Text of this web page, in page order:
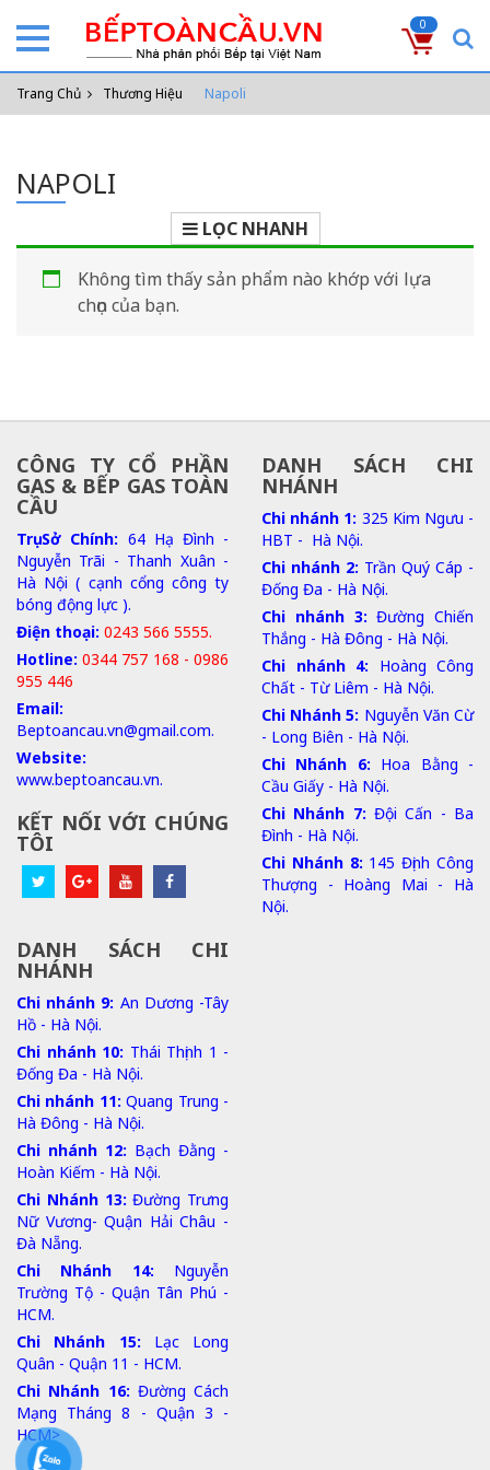
0
Trang Chủ Thương Hiệu Napoli
NAPOLI
LỌC NHANH
Không tìm thấy sản phẩm nào khớp với lựa
chọn của bạn.
CÔNG TY CỔ PHẦN
GAS & BẾP GAS TOÀN
CẦU
Trụ Sở Chính: 64 Hạ Đình -
Nguyễn Trãi - Thanh Xuân -
Hà Nội ( cạnh cổng công ty
bóng động lực ).
Điện thoại: 0243 566 5555.
Hotline: 0344 757 168 - 0986
955 446
Email:
Beptoancau.vn@gmail.com.
Website:
www.beptoancau.vn.
KẾT NỐI VỚI CHÚNG
TÔI
DANH SÁCH CHI
NHÁNH
Chi nhánh 1: 325 Kim Ngưu -
HBT - Hà Nội.
Chi nhánh 2: Trần Quý Cáp -
Đống Đa - Hà Nội.
Chi nhánh 3: Đường Chiến
Thắng - Hà Đông - Hà Nội.
Chi nhánh 4:
Hoàng Công
Chất - Từ Liêm - Hà Nội.
Chi Nhánh 5: Nguyễn Văn Cừ
- Long Biên - Hà Nội.
Chi Nhánh 6: Hoa Bằng -
Cầu Giấy - Hà Nội.
Chi Nhánh 7: Đội Cấn - Ba
Đình - Hà Nội.
Chi Nhánh 8: 145 Định Công
Thượng - Hoàng Mai - Hà
Nội.
DANH SÁCH CHI
NHÁNH
Chi nhánh 9: An Dương -Tây
Hồ - Hà Nội.
Chi nhánh 10: Thái Thịnh 1 -
Đống Đa - Hà Nội.
Chi nhánh 11: Quang Trung -
Hà Đông - Hà Nội.
Chi nhánh 12: Bạch Đằng -
Hoàn Kiếm - Hà Nội.
Chi Nhánh 13: Đường Trưng
Nữ Vương- Quận Hải Châu -
Đà Nẵng.
Chi Nhánh 14:
Nguyễn
Trường Tộ - Quận Tân Phú -
HCM.
Chi Nhánh 15:
Lạc Long
Quân - Quận 11 - HCM.
Chi Nhánh 16: Đường Cách
Mạng Tháng 8 - Quận 3 -
HCM>